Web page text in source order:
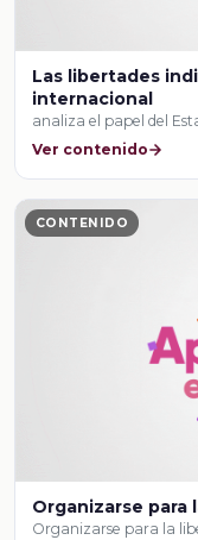
Las libertades
internacional
analiza el papel del
Ver contenido
CONTENIDO
Organizarse para
Organizarse para la